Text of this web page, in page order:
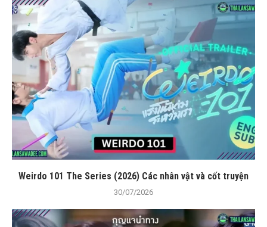
Weirdo 101 The Series (2026) Các nhân vật và cốt truyện
30/07/2026